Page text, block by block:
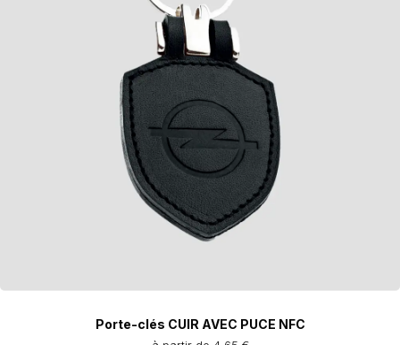
Porte-clés CUIR AVEC PUCE NFC